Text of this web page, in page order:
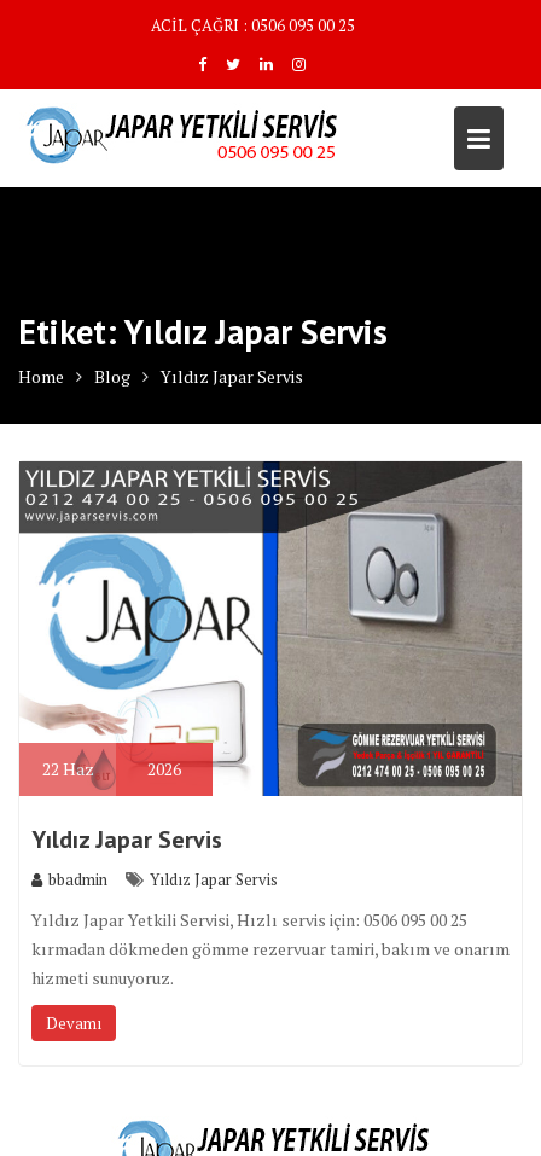
ACİL ÇAĞRI : 0506 095 00 25
Etiket:Yıldız Japar Servis
Home Blog Yıldız Japar Servis
22 Haz 2026
Yıldız Japar Servis
bbadmin Yıldız Japar Servis
Yıldız Japar Yetkili Servisi, Hızlı servis için: 0506 095 00 25
kırmadan dökmeden gömme rezervuar tamiri, bakım ve onarım
hizmeti sunuyoruz.
Devamı